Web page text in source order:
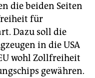
die beiden Seiten
für
Dazu soll die
in die USA
wohl Zollfreiheit
gewähren.